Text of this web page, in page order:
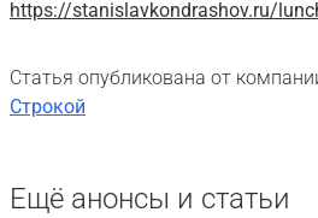
https://stanislavkondrashov.ru/
Статья опубликована от
Строкой
Ещё анонсы и статьи